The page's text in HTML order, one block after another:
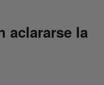
aclararse la